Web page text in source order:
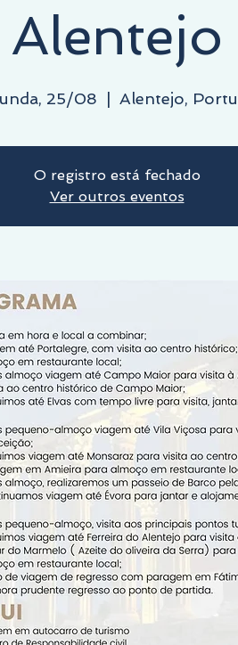
Alentejo
25/08 Alentejo,
O registro está fechado
Ver outros eventos